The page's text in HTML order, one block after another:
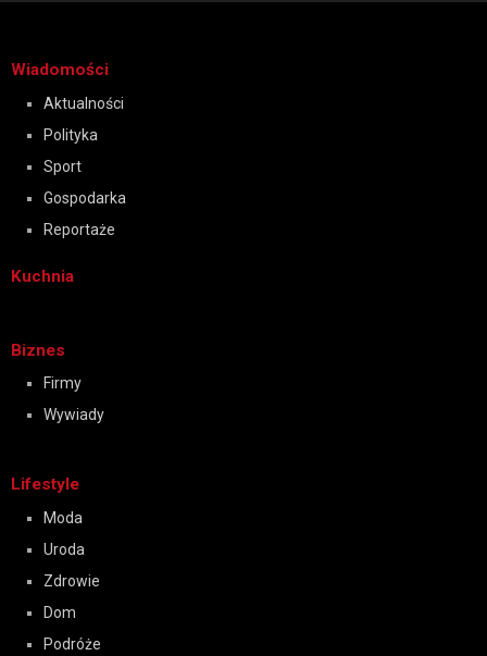
Wiadomości
Aktualności
Polityka
Sport
Gospodarka
Reportaże
Kuchnia
Biznes
Firmy
Wywiady
Lifestyle
Moda
Uroda
Zdrowie
Dom
Podróże